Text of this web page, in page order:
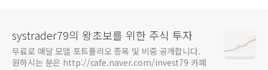
systrader79의 왕초보를 위한 주식 투자
무료로 매달 모델 포트폴리오 종목 및 비중 공개합니다.
원하시는 분은 http://cafe.naver.com/invest79 카페